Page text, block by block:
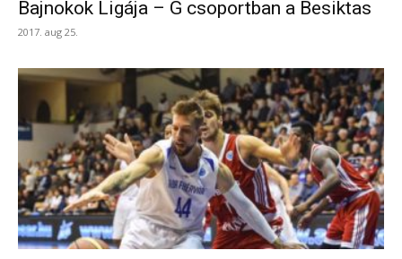
Bajnokok Ligája – G csoportban a Besiktas
2017. aug 25.